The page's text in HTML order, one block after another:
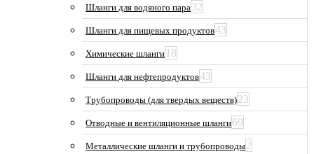
Шланги для водяного пара32
Шланги для пищевых продуктов43
Химические шланги 18
Шланги для нефтепродуктов43
Трубопроводы (для твердых веществ)23
Отводные и вентиляционные шланги69
Металлические шланги и трубопроводы2